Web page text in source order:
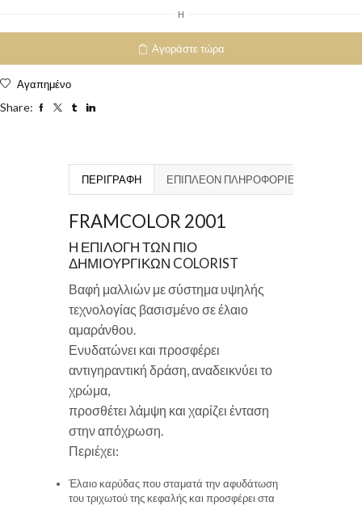
H
Αγοράστε τώρα
Αγαπημένο
Share:
ΠΕΡΙΓΡΑΦΉ ΕΠΙΠΛΈΟΝ ΠΛΗΡΟΦΟΡΊΕΣ
FRAMCOLOR 2001
Η ΕΠΙΛΟΓΗ ΤΩΝ ΠΙΟ
ΔΗΜΙΟΥΡΓΙΚΩΝ COLORIST
Βαφή μαλλιών με σύστημα υψηλής
τεχνολογίας βασισμένο σε έλαιο
αμαράνθου.
Ενυδατώνει και προσφέρει
αντιγηραντική δράση, αναδεικνύει το
χρώμα,
προσθέτει λάμψη και χαρίζει ένταση
στην απόχρωση.
Περιέχει:
Έλαιο καρύδας που σταματά την αφυδάτωση
του τριχωτού της κεφαλής και προσφέρει στα